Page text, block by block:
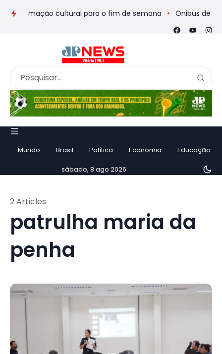
cultural para o fim de semana Ônibus de
Mundo Brasil Política Economia Educação
sábado, 8 ago 2026
patrulha maria da
penha
2 Articles